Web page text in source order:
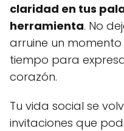
claridad en tus
herramienta. No
arruine un
tiempo para
corazón.
Tu vida social se
invitaciones que